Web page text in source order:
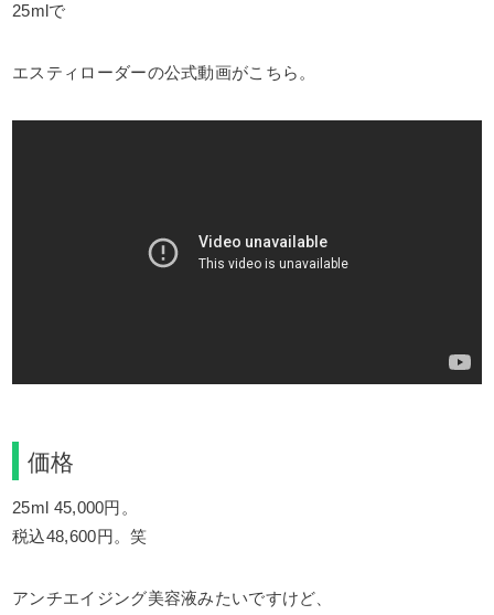
25mlで
エスティローダーの公式動画がこちら。
価格
25ml 45,000円。
税込48,600円。笑
アンチエイジング美容液みたいですけど、